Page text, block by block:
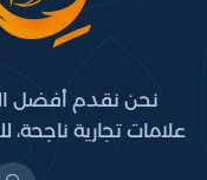
نحن نقدم أفضل
علامات تجارية